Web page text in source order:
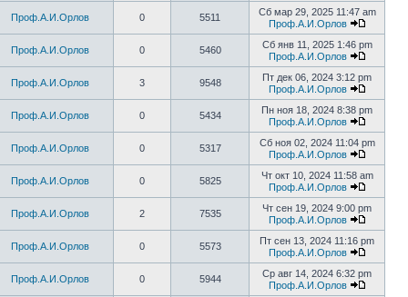
Проф.А.И.Орлов 0 5511
Сб мар 29, 2025 11:47 am
Проф.А.И.Орлов
Проф.А.И.Орлов 0 5460
Сб янв 11, 2025 1:46 pm
Проф.А.И.Орлов
Проф.А.И.Орлов 3 9548
Пт дек 06, 2024 3:12 pm
Проф.А.И.Орлов
Проф.А.И.Орлов 0 5434
Пн ноя 18, 2024 8:38 pm
Проф.А.И.Орлов
Проф.А.И.Орлов 0 5317
Сб ноя 02, 2024 11:04 pm
Проф.А.И.Орлов
Проф.А.И.Орлов 0 5825
Чт окт 10, 2024 11:58 am
Проф.А.И.Орлов
Проф.А.И.Орлов 2 7535
Чт сен 19, 2024 9:00 pm
Проф.А.И.Орлов
Проф.А.И.Орлов 0 5573
Пт сен 13, 2024 11:16 pm
Проф.А.И.Орлов
Проф.А.И.Орлов 0 5944
Ср авг 14, 2024 6:32 pm
Проф.А.И.Орлов